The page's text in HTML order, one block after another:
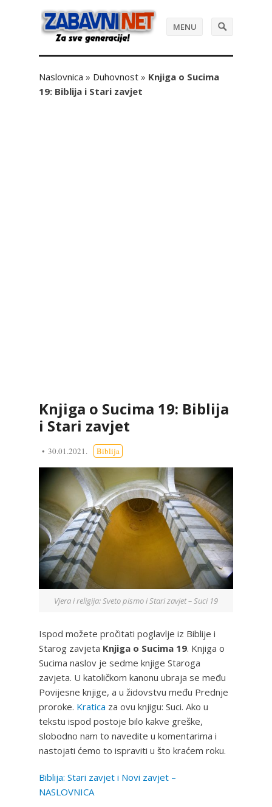
MENU
Naslovnica » Duhovnost » Knjiga o Sucima
19: Biblija i Stari zavjet
Knjiga o Sucima 19: Biblija
i Stari zavjet
30.01.2021. Biblija
Vjera i religija: Sveto pismo i Stari zavjet – Suci 19
Ispod možete pročitati poglavlje iz Biblije i
Starog zavjeta Knjiga o Sucima 19. Knjiga o
Sucima naslov je sedme knjige Staroga
zavjeta. U katoličkom kanonu ubraja se među
Povijesne knjige, a u židovstvu među Prednje
proroke. Kratica za ovu knjigu: Suci. Ako u
tekstu ispod postoje bilo kakve greške,
slobodno nam to navedite u komentarima i
nastojati ćemo to ispraviti u što kraćem roku.
Biblija: Stari zavjet i Novi zavjet –
NASLOVNICA